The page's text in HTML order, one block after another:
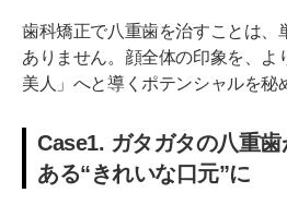
歯科矯正で八重歯を治すことは、
ありません。顔全体の印象を、よ
美人」へと導くポテンシャルを秘
Case1. ガタガタの八重
ある“きれいな口元”に